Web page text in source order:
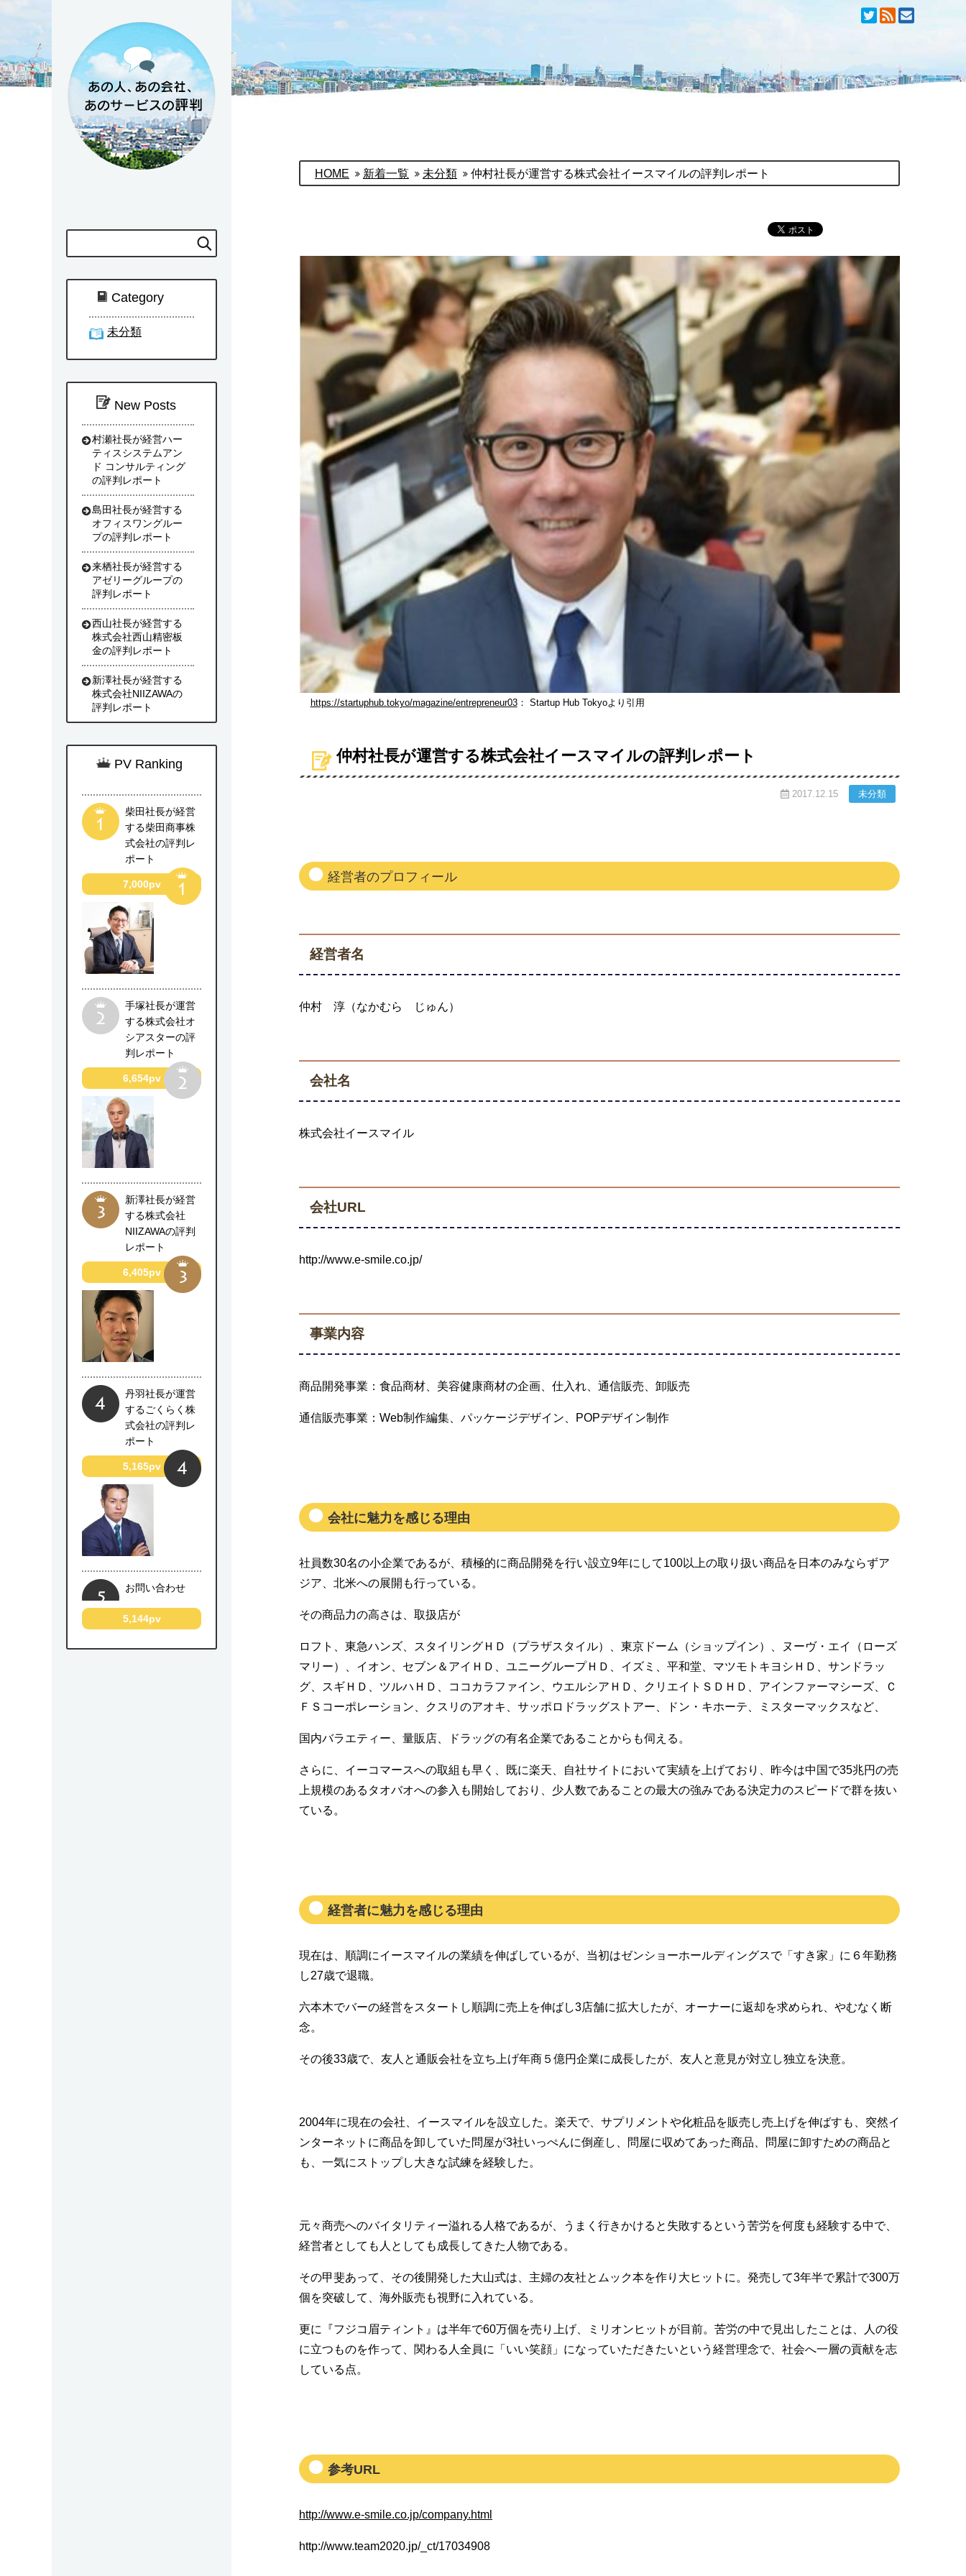
HOME 新着一覧 未分類 仲村社長が運営する株式会社イースマイルの評判レポート
https://startuphub.tokyo/magazine/entrepreneur03： Startup Hub Tokyoより引用
仲村社長が運営する株式会社イースマイルの評判レポート
2017.12.15 未分類
経営者のプロフィール
経営者名
仲村 淳（なかむら じゅん）
会社名
株式会社イースマイル
会社URL
http://www.e-smile.co.jp/
事業内容
商品開発事業：食品商材、美容健康商材の企画、仕入れ、通信販売、卸販売
通信販売事業：Web制作編集、パッケージデザイン、POPデザイン制作
会社に魅力を感じる理由
社員数30名の小企業であるが、積極的に商品開発を行い設立9年にして100以上の取り扱い商品を日本のみならずア
ジア、北米への展開も行っている。
その商品力の高さは、取扱店が
ロフト、東急ハンズ、スタイリングＨＤ（プラザスタイル）、東京ドーム（ショップイン）、ヌーヴ・エイ（ローズ
マリー）、イオン、セブン＆アイＨＤ、ユニーグループＨＤ、イズミ、平和堂、マツモトキヨシＨＤ、サンドラッ
グ、スギＨＤ、ツルハＨＤ、ココカラファイン、ウエルシアＨＤ、クリエイトＳＤＨＤ、アインファーマシーズ、Ｃ
ＦＳコーポレーション、クスリのアオキ、サッポロドラッグストアー、ドン・キホーテ、ミスターマックスなど、
国内バラエティー、量販店、ドラッグの有名企業であることからも伺える。
さらに、イーコマースへの取組も早く、既に楽天、自社サイトにおいて実績を上げており、昨今は中国で35兆円の売
上規模のあるタオバオへの参入も開始しており、少人数であることの最大の強みである決定力のスピードで群を抜い
ている。
経営者に魅力を感じる理由
現在は、順調にイースマイルの業績を伸ばしているが、当初はゼンショーホールディングスで「すき家」に６年勤務
し27歳で退職。
六本木でバーの経営をスタートし順調に売上を伸ばし3店舗に拡大したが、オーナーに返却を求められ、やむなく断
念。
その後33歳で、友人と通販会社を立ち上げ年商５億円企業に成長したが、友人と意見が対立し独立を決意。
2004年に現在の会社、イースマイルを設立した。楽天で、サプリメントや化粧品を販売し売上げを伸ばすも、突然イ
ンターネットに商品を卸していた問屋が3社いっぺんに倒産し、問屋に収めてあった商品、問屋に卸すための商品と
も、一気にストップし大きな試練を経験した。
元々商売へのバイタリティー溢れる人格であるが、うまく行きかけると失敗するという苦労を何度も経験する中で、
経営者としても人としても成長してきた人物である。
その甲斐あって、その後開発した大山式は、主婦の友社とムック本を作り大ヒットに。発売して3年半で累計で300万
個を突破して、海外販売も視野に入れている。
更に『フジコ眉ティント』は半年で60万個を売り上げ、ミリオンヒットが目前。苦労の中で見出したことは、人の役
に立つものを作って、関わる人全員に「いい笑顔」になっていただきたいという経営理念で、社会へ一層の貢献を志
している点。
参考URL
http://www.e-smile.co.jp/company.html
http://www.team2020.jp/_ct/17034908
Category
未分類
New Posts
村瀬社長が経営ハー
ティスシステムアン
ド コンサルティング
の評判レポート
島田社長が経営する
オフィスワングルー
プの評判レポート
来栖社長が経営する
アゼリーグループの
評判レポート
西山社長が経営する
株式会社西山精密板
金の評判レポート
新澤社長が経営する
株式会社NIIZAWAの
評判レポート
PV Ranking
柴田社長が経営
する柴田商事株
式会社の評判レ
ポート
7,000pv
手塚社長が運営
する株式会社オ
シアスターの評
判レポート
6,654pv
新澤社長が経営
する株式会社
NIIZAWAの評判
レポート
6,405pv
丹羽社長が運営
するごくらく株
式会社の評判レ
ポート
5,165pv
お問い合わせ
5,144pv